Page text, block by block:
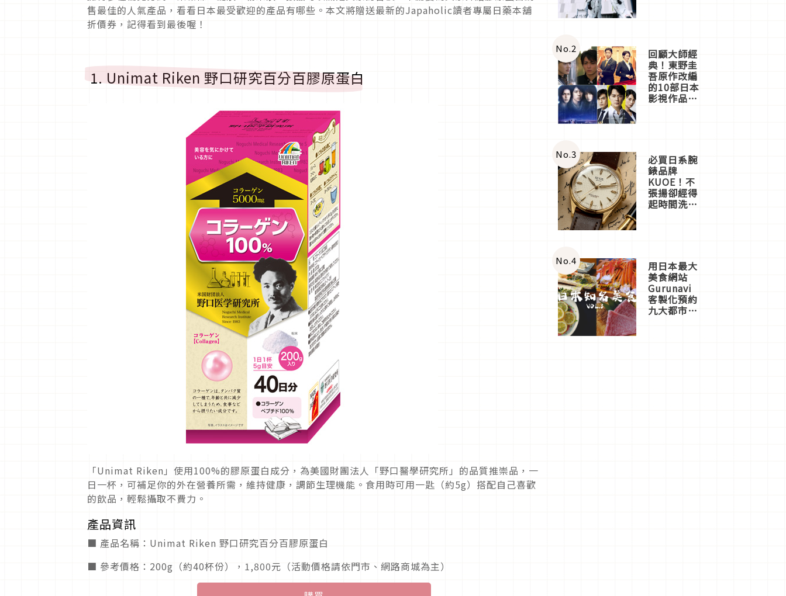
售最佳的人氣產品，看看日本最受歡迎的產品有哪些。本文將贈送最新的Japaholic讀者專屬日藥本舖
折價券，記得看到最後喔！
1. Unimat Riken 野口研究百分百膠原蛋白
「Unimat Riken」使用100%的膠原蛋白成分，為美國財團法人「野口醫學研究所」的品質推崇品，一
日一杯，可補足你的外在營養所需，維持健康，調節生理機能。食用時可用一匙（約5g）搭配自己喜歡
的飲品，輕鬆攝取不費力。
產品資訊
■ 產品名稱：Unimat Riken 野口研究百分百膠原蛋白
■ 參考價格：200g（約40杯份），1,800元（活動價格請依門市、網路商城為主）
體驗
No.2 回顧大師經
典！東野圭
吾原作改編
的10部日本
影視作品推
No.3 必買日系腕
錶品牌
KUOE！不
張揚卻經得
起時間洗鍊
No.4 用日本最大
美食網站
Gurunavi
客製化預約
九大都市餐